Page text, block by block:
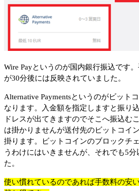
Wire Payというのが国内銀行振込です
が30分後には反映されていました。
Alternative Paymentsというのがビット
なります。入金額を指定しますと振り
ドレスが出てきますのでそこへ振込む
は掛かりませんが送付先のビットコイ
掛ります。ビットコインのブロックチ
うわけにはいきませんが、それでも5
た。
使い慣れているのであれば手数料の安